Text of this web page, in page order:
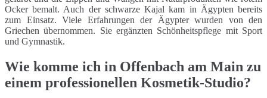
Ocker bemalt. Auch der schwarze Kajal kam in Ägypten bereits
zum Einsatz. Viele Erfahrungen der Ägypter wurden von den
Griechen übernommen. Sie ergänzten Schönheitspflege mit Sport
und Gymnastik.
Wie komme ich in Offenbach am Main zu
einem professionellen Kosmetik-Studio?